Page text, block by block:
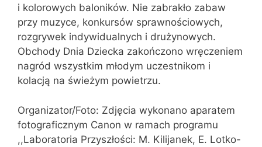
i kolorowych baloników. Nie zabrakło zabaw
przy muzyce, konkursów sprawnościowych,
rozgrywek indywidualnych i drużynowych.
Obchody Dnia Dziecka zakończono wręczeniem
nagród wszystkim młodym uczestnikom i
kolacją na świeżym powietrzu.
Organizator/Foto: Zdjęcia wykonano aparatem
fotograficznym Canon w ramach programu
,,Laboratoria Przyszłości: M. Kilijanek, E. Lotko-